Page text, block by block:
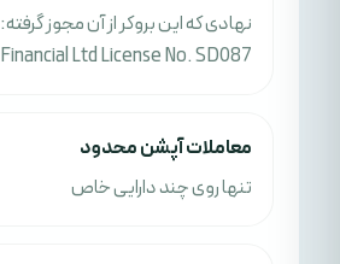
Financial Ltd License No. SD087
معاملات آپشن محدود
تنها روی چند دارایی خاص